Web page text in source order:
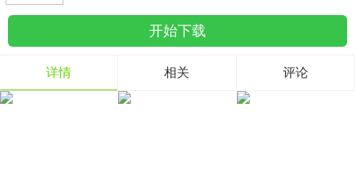
1642款游戏
动作射击
351款游戏
69款游戏
经营养成
开始下载
详情 相关 评论